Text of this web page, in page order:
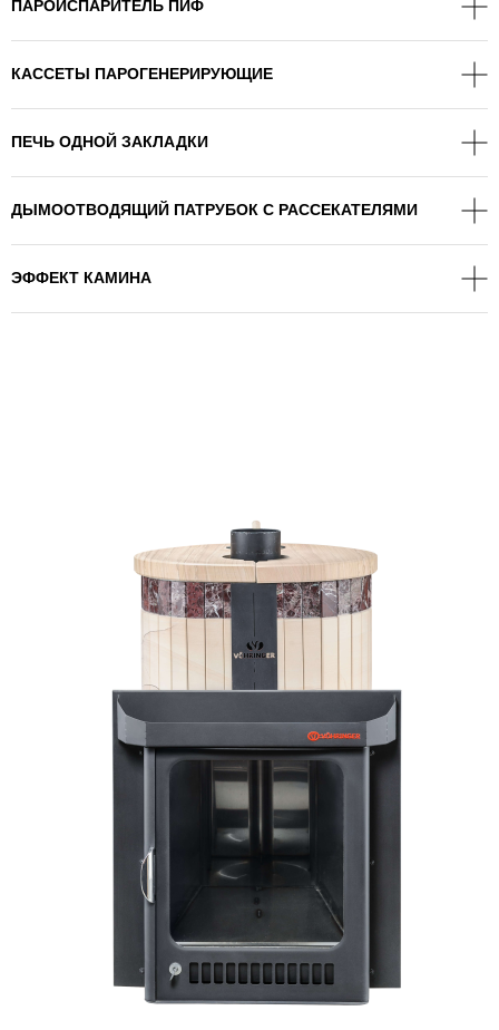
ПАРОИСПАРИТЕЛЬ ПИФ
КАССЕТЫ ПАРОГЕНЕРИРУЮЩИЕ
ПЕЧЬ ОДНОЙ ЗАКЛАДКИ
ДЫМООТВОДЯЩИЙ ПАТРУБОК С РАССЕКАТЕЛЯМИ
ЭФФЕКТ КАМИНА